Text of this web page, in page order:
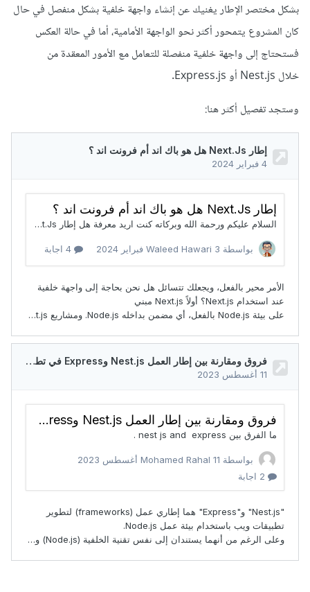
بشكل مختصر الإطار يغنيك عن إنشاء واجهة خلفية بشكل منفصل في حال
كان المشروع يتمحور أكثر نحو الواجهة الأمامية، أما في حالة العكس
فستحتاج إلى واجهة خلفية منفصلة للتعامل مع الأمور المعقدة من
خلال Nest.js أو Express.js.
وستجد تفصيل أكثر هنا: